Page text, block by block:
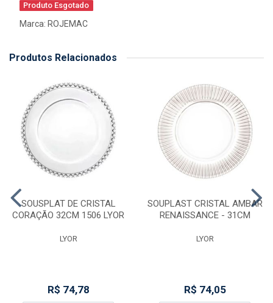
Produto Esgotado
Marca: ROJEMAC
Produtos Relacionados
SOUSPLAT DE CRISTAL
CORAÇÃO 32CM 1506 LYOR
LYOR
R$ 74,78
SOUPLAST CRISTAL AMBAR
RENAISSANCE - 31CM
LYOR
R$ 74,05